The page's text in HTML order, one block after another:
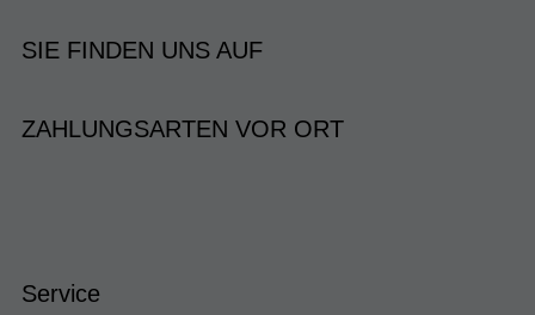
SIE FINDEN UNS AUF
ZAHLUNGSARTEN VOR ORT
Service